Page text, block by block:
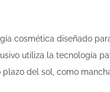
cosmética diseñado
utiliza la tecnología
del sol, como